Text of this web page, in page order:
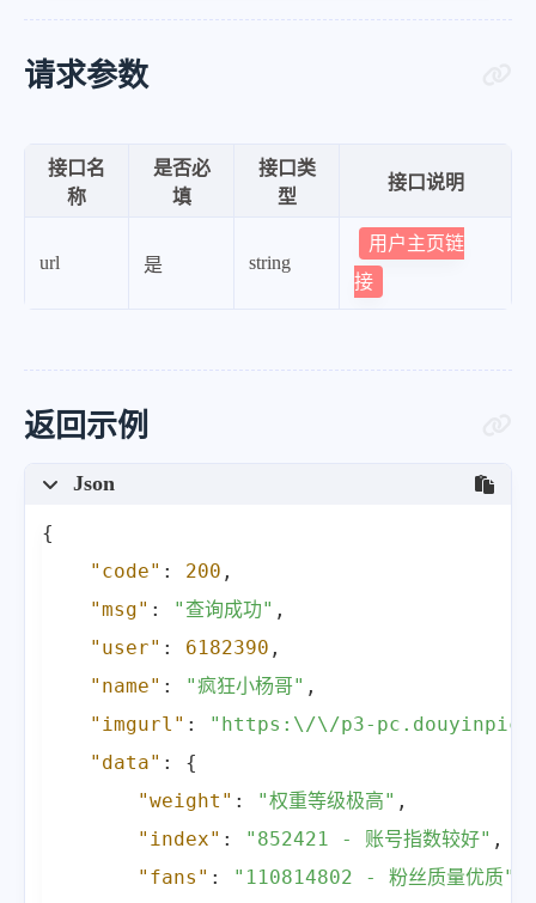
请求参数
接口名
称
是否必
填
接口类
型
接口说明
url 是 string
用户主页链
接
返回示例
Json
{
"code" : 200 ,
"msg" : "查询成功" ,
"user" : 6182390 ,
"name" : "疯狂小杨哥" ,
"imgurl" :
"https:\/\/p3-
"data" :
{
"weight" : "权重等级极高" ,
"index" : "852421 - 账号指数较好" ,
"fans" : "110814802 - 粉丝质量优质"